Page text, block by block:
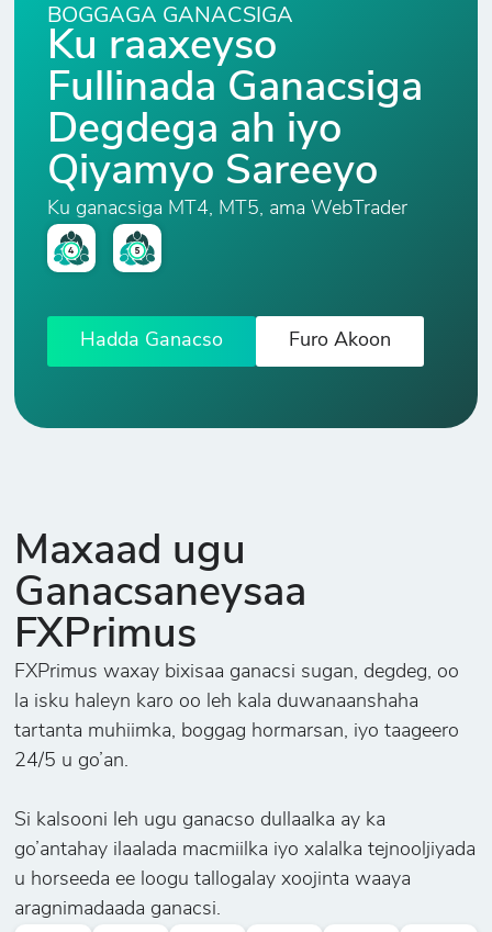
Awstareeliya
iyo Yenta
3 28
AUD/NZD
Doolarka
Awstareeliya
iyo Doolarka
Niyuu Zilaandh
5 36
Awstareeliya 5 21
Kenada iyo
CAD/JPY
Doolarka
Kenediyaanka 28
CHF/JPY
Swiss Franc iyo
Yeenta Jabaan
3 36 0
BOGGAGA GANACSIGA
Ku raaxeyso
Fullinada Ganacsiga
Degdega ah iyo
Qiyamyo Sareeyo
Ku ganacsiga MT4, MT5, ama WebTrader
Hadda Ganacso Furo Akoon
Maxaad ugu
Ganacsaneysaa
FXPrimus
FXPrimus waxay bixisaa ganacsi sugan, degdeg, oo
la isku haleyn karo oo leh kala duwanaanshaha
tartanta muhiimka, boggag hormarsan, iyo taageero
24/5 u go’an.
Si kalsooni leh ugu ganacso dullaalka ay ka
go’antahay ilaalada macmiilka iyo xalalka tejnooljiyada
u horseeda ee loogu tallogalay xoojinta waaya
aragnimadaada ganacsi.